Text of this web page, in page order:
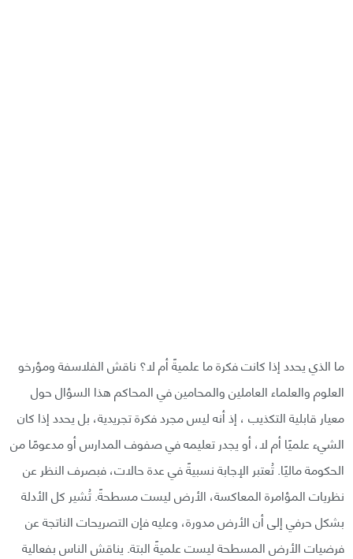
ما الذي يحدد إذا كانت فكرة ما علميةً أم لا؟ ناقش الفلاسفة ومؤرخو
العلوم والعلماء العاملين والمحامين في المحاكم هذا السؤال حول
معيار قابلية التكذيب ، إذ أنه ليس مجرد فكرة تجريدية، بل يحدد إذا كان
الشيء علميًا أم لا، أو يجدر تعليمه في صفوف المدارس أو مدعومًا من
الحكومة ماليًا. تُعتبر الإجابة نسبيةً في عدة حالات، فبصرف النظر عن
نظريات المؤامرة المعاكسة، الأرض ليست مسطحةً. تُشير كل الأدلة
بشكل حرفي إلى أن الأرض مدورة، وعليه فإن التصريحات الناتجة عن
فرضيات الأرض المسطحة ليست علميةً البتة. يناقش الناس بفعالية